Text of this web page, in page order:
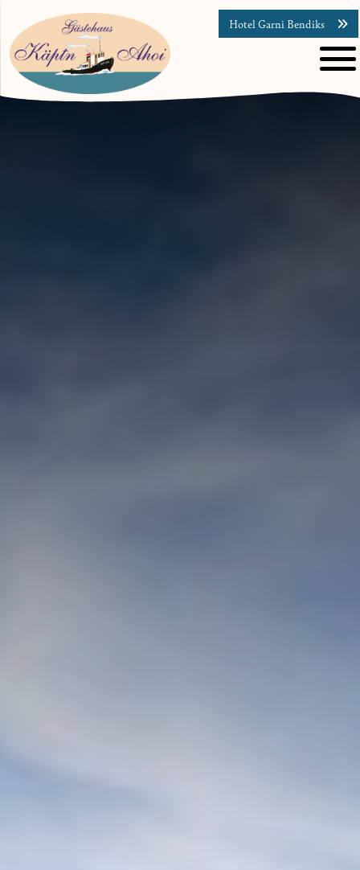
Hotel Garni Bendiks